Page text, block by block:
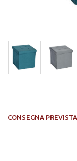
CONSEGNA